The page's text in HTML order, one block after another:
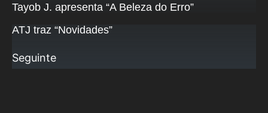
Tayob J. apresenta “A Beleza do Erro”
ATJ traz “Novidades”
Seguinte